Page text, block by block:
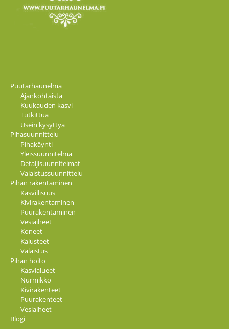
Puutarhaunelma
Ajankohtaista
Kuukauden kasvi
Tutkittua
Usein kysyttyä
Pihasuunnittelu
Pihakäynti
Yleissuunnitelma
Detaljisuunnitelmat
Valaistussuunnittelu
Pihan rakentaminen
Kasvillisuus
Kivirakentaminen
Puurakentaminen
Vesiaiheet
Koneet
Kalusteet
Valaistus
Pihan hoito
Kasvialueet
Nurmikko
Kivirakenteet
Puurakenteet
Vesiaiheet
Blogi